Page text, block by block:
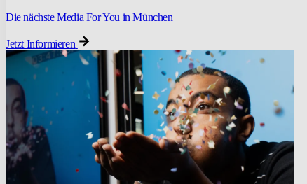
Die nächste Media For You in München
Jetzt Informieren